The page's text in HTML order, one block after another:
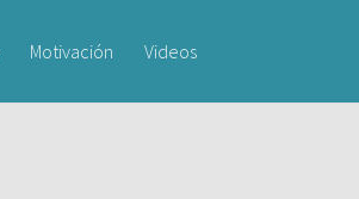
Motivación Videos